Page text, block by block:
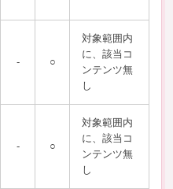
- ○
対象範囲内
に、該当コ
ンテンツ無
し
- ○
対象範囲内
に、該当コ
ンテンツ無
し